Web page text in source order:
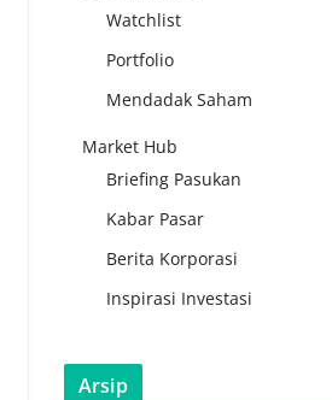
Watchlist
Portfolio
Mendadak Saham
Market Hub
Briefing Pasukan
Kabar Pasar
Berita Korporasi
Inspirasi Investasi
Arsip